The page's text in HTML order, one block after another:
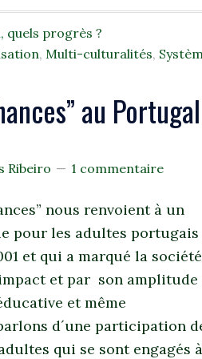
quels progrès ?
,Multi-culturalités,
au
Ribeiro 1 commentaire
nous renvoient à un
pour les adultes portugais
et qui a marqué la société
et par son amplitude
et même
d´une participation
qui se sont engagés